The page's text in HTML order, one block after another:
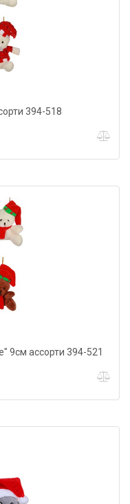
394-518
9см ассорти 394-521